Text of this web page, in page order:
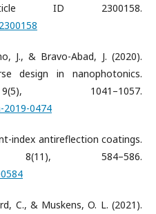
ID 2300158.
J., & Bravo-Abad, J. (2020).
design in nanophotonics.
1041–1057.
0474
index antireflection coatings.
584–586.
C., & Muskens, O. L. (2021).